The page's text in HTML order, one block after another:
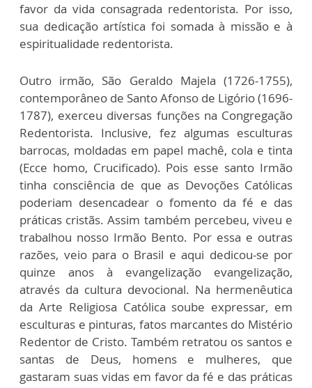
favor da vida consagrada redentorista. Por isso,
sua dedicação artística foi somada à missão e à
espiritualidade redentorista.
Outro irmão, São Geraldo Majela (1726-1755),
contemporâneo de Santo Afonso de Ligório (1696-
1787), exerceu diversas funções na Congregação
Redentorista. Inclusive, fez algumas esculturas
barrocas, moldadas em papel machê, cola e tinta
(Ecce homo, Crucificado). Pois esse santo Irmão
tinha consciência de que as Devoções Católicas
poderiam desencadear o fomento da fé e das
práticas cristãs. Assim também percebeu, viveu e
trabalhou nosso Irmão Bento. Por essa e outras
razões, veio para o Brasil e aqui dedicou-se por
quinze anos à evangelização evangelização,
através da cultura devocional. Na hermenêutica
da Arte Religiosa Católica soube expressar, em
esculturas e pinturas, fatos marcantes do Mistério
Redentor de Cristo. Também retratou os santos e
santas de Deus, homens e mulheres, que
gastaram suas vidas em favor da fé e das práticas